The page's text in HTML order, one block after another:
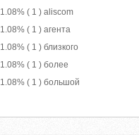
1.08% ( 1 ) aliscom
1.08% ( 1 ) агента
1.08% ( 1 ) близкого
1.08% ( 1 ) более
1.08% ( 1 ) большой